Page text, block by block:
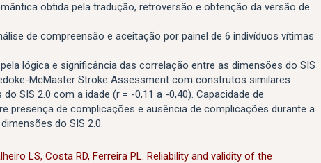
obtida pela tradução, retroversão e obtenção da versão de
de compreensão e aceitação por painel de 6 indivíduos vítimas
pela lógica e significância das correlação entre as dimensões do SIS
McMaster Stroke Assessment com construtos similares.
SIS 2.0 com a idade (r = -0,11 a -0,40). Capacidade de
presença de complicações e ausência de complicações durante a
do SIS 2.0.
LS, Costa RD, Ferreira PL. Reliability and validity of the